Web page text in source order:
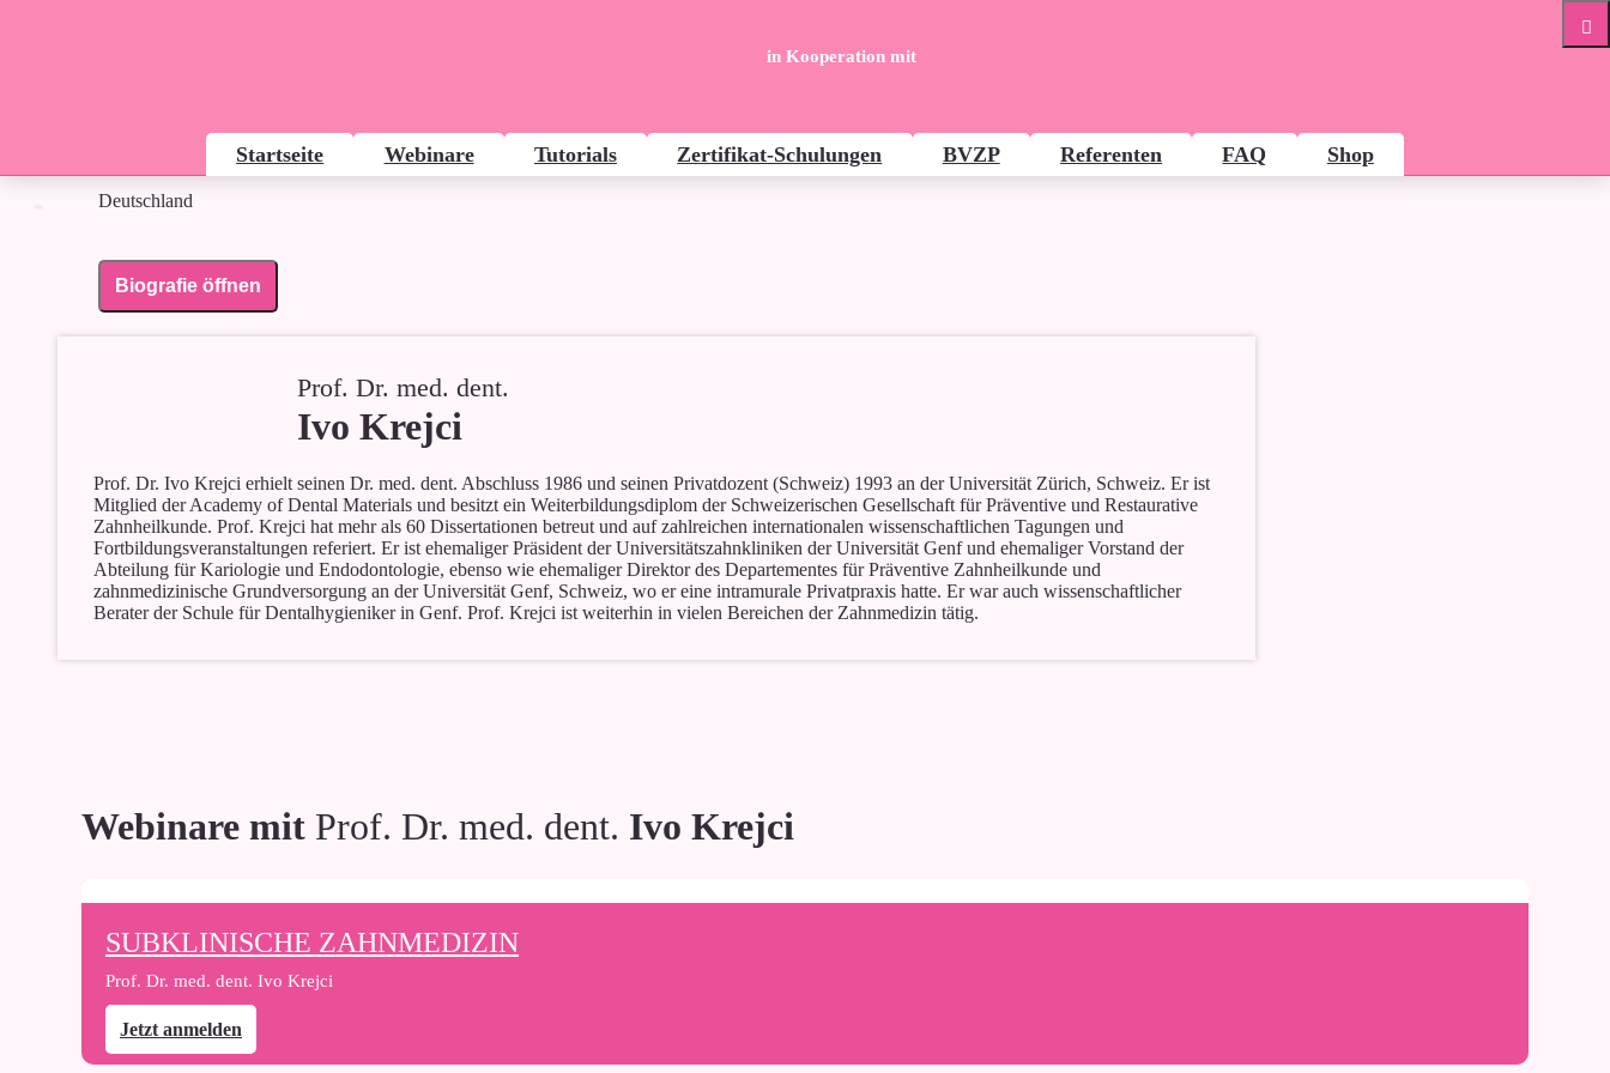
in Kooperation mit
Startseite Webinare Tutorials Zertifikat-Schulungen BVZP Referenten FAQ Shop
Ivo Krejci
Deutschland
Biografie öffnen
Prof. Dr. med. dent.
Ivo Krejci
Prof. Dr. Ivo Krejci erhielt seinen Dr. med. dent. Abschluss 1986 und seinen Privatdozent (Schweiz) 1993 an der Universität Zürich, Schweiz. Er ist
Mitglied der Academy of Dental Materials und besitzt ein Weiterbildungsdiplom der Schweizerischen Gesellschaft für Präventive und Restaurative
Zahnheilkunde. Prof. Krejci hat mehr als 60 Dissertationen betreut und auf zahlreichen internationalen wissenschaftlichen Tagungen und
Fortbildungsveranstaltungen referiert. Er ist ehemaliger Präsident der Universitätszahnkliniken der Universität Genf und ehemaliger Vorstand der
Abteilung für Kariologie und Endodontologie, ebenso wie ehemaliger Direktor des Departementes für Präventive Zahnheilkunde und
zahnmedizinische Grundversorgung an der Universität Genf, Schweiz, wo er eine intramurale Privatpraxis hatte. Er war auch wissenschaftlicher
Berater der Schule für Dentalhygieniker in Genf. Prof. Krejci ist weiterhin in vielen Bereichen der Zahnmedizin tätig.
Webinare mit Prof. Dr. med. dent. Ivo Krejci
SUBKLINISCHE ZAHNMEDIZIN
Prof. Dr. med. dent. Ivo Krejci
Jetzt anmelden